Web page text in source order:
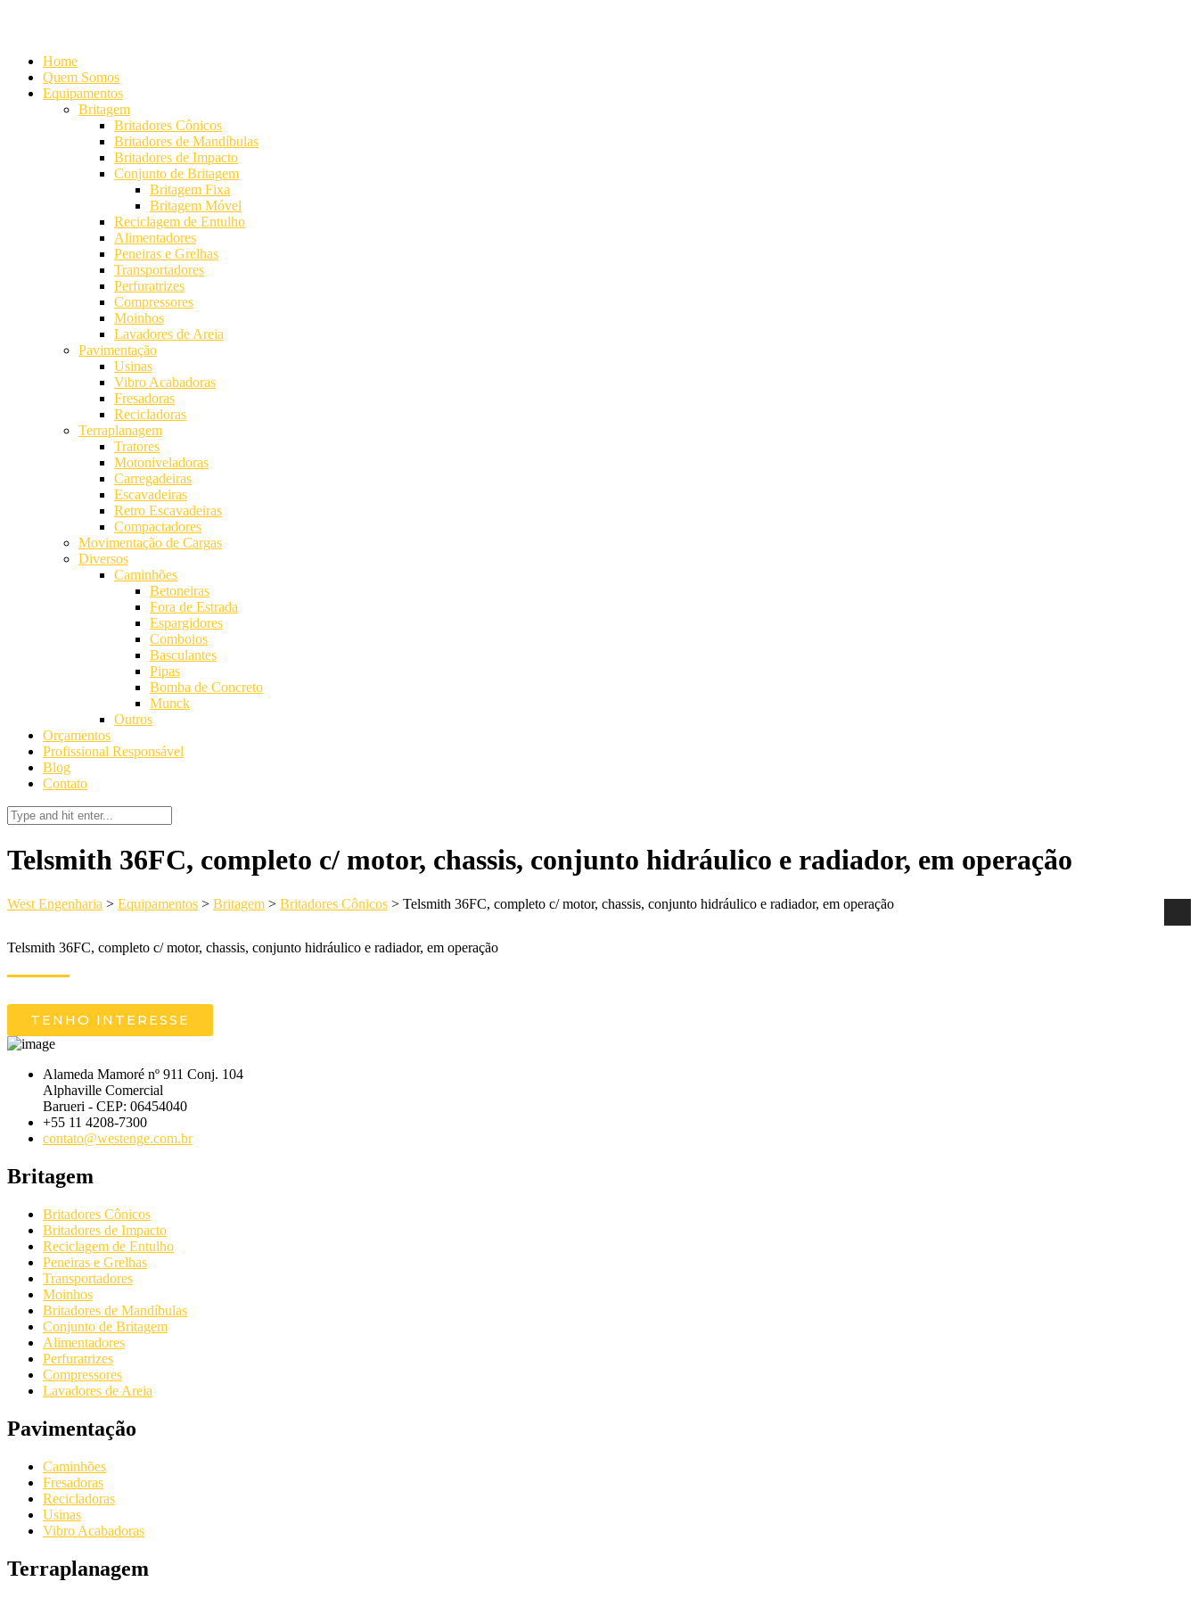
Home
Quem Somos
Equipamentos
Britagem
Britadores Cônicos
Britadores de Mandíbulas
Britadores de Impacto
Conjunto de Britagem
Britagem Fixa
Britagem Móvel
Reciclagem de Entulho
Alimentadores
Peneiras e Grelhas
Transportadores
Perfuratrizes
Compressores
Moinhos
Lavadores de Areia
Pavimentação
Usinas
Vibro Acabadoras
Fresadoras
Recicladoras
Terraplanagem
Tratores
Motoniveladoras
Carregadeiras
Escavadeiras
Retro Escavadeiras
Compactadores
Movimentação de Cargas
Diversos
Caminhões
Betoneiras
Fora de Estrada
Espargidores
Comboios
Basculantes
Pipas
Bomba de Concreto
Munck
Outros
Orçamentos
Profissional Responsável
Blog
Contato
Telsmith 36FC, completo c/ motor, chassis, conjunto hidráulico e radiador, em operação
West Engenharia > Equipamentos > Britagem > Britadores Cônicos > Telsmith 36FC, completo c/ motor, chassis, conjunto hidráulico e radiador, em operação
Telsmith 36FC, completo c/ motor, chassis, conjunto hidráulico e radiador, em operação
TENHO INTERESSE
Alameda Mamoré nº 911 Conj. 104
Alphaville Comercial
Barueri - CEP: 06454040
+55 11 4208-7300
contato@westenge.com.br
Britagem
Britadores Cônicos
Britadores de Impacto
Reciclagem de Entulho
Peneiras e Grelhas
Transportadores
Moinhos
Britadores de Mandíbulas
Conjunto de Britagem
Alimentadores
Perfuratrizes
Compressores
Lavadores de Areia
Pavimentação
Caminhões
Fresadoras
Recicladoras
Usinas
Vibro Acabadoras
Terraplanagem